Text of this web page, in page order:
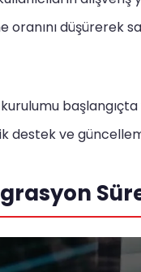
düşürerek
destek ve